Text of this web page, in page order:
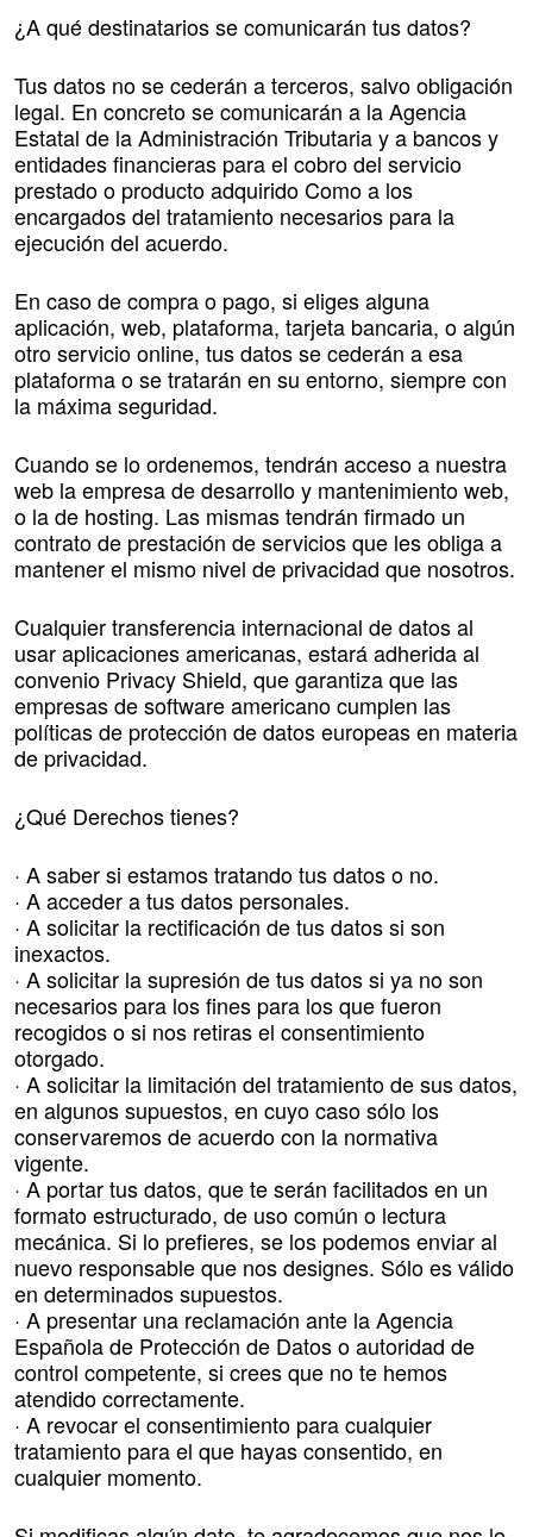
¿A qué destinatarios se comunicarán tus datos?
Tus datos no se cederán a terceros, salvo obligación
legal. En concreto se comunicarán a la Agencia
Estatal de la Administración Tributaria y a bancos y
entidades financieras para el cobro del servicio
prestado o producto adquirido Como a los
encargados del tratamiento necesarios para la
ejecución del acuerdo.
En caso de compra o pago, si eliges alguna
aplicación, web, plataforma, tarjeta bancaria, o algún
otro servicio online, tus datos se cederán a esa
plataforma o se tratarán en su entorno, siempre con
la máxima seguridad.
Cuando se lo ordenemos, tendrán acceso a nuestra
web la empresa de desarrollo y mantenimiento web,
o la de hosting. Las mismas tendrán firmado un
contrato de prestación de servicios que les obliga a
mantener el mismo nivel de privacidad que nosotros.
Cualquier transferencia internacional de datos al
usar aplicaciones americanas, estará adherida al
convenio Privacy Shield, que garantiza que las
empresas de software americano cumplen las
políticas de protección de datos europeas en materia
de privacidad.
¿Qué Derechos tienes?
· A saber si estamos tratando tus datos o no.
· A acceder a tus datos personales.
· A solicitar la rectificación de tus datos si son
inexactos.
· A solicitar la supresión de tus datos si ya no son
necesarios para los fines para los que fueron
recogidos o si nos retiras el consentimiento
otorgado.
· A solicitar la limitación del tratamiento de sus datos,
en algunos supuestos, en cuyo caso sólo los
conservaremos de acuerdo con la normativa
vigente.
· A portar tus datos, que te serán facilitados en un
formato estructurado, de uso común o lectura
mecánica. Si lo prefieres, se los podemos enviar al
nuevo responsable que nos designes. Sólo es válido
en determinados supuestos.
· A presentar una reclamación ante la Agencia
Española de Protección de Datos o autoridad de
control competente, si crees que no te hemos
atendido correctamente.
· A revocar el consentimiento para cualquier
tratamiento para el que hayas consentido, en
cualquier momento.